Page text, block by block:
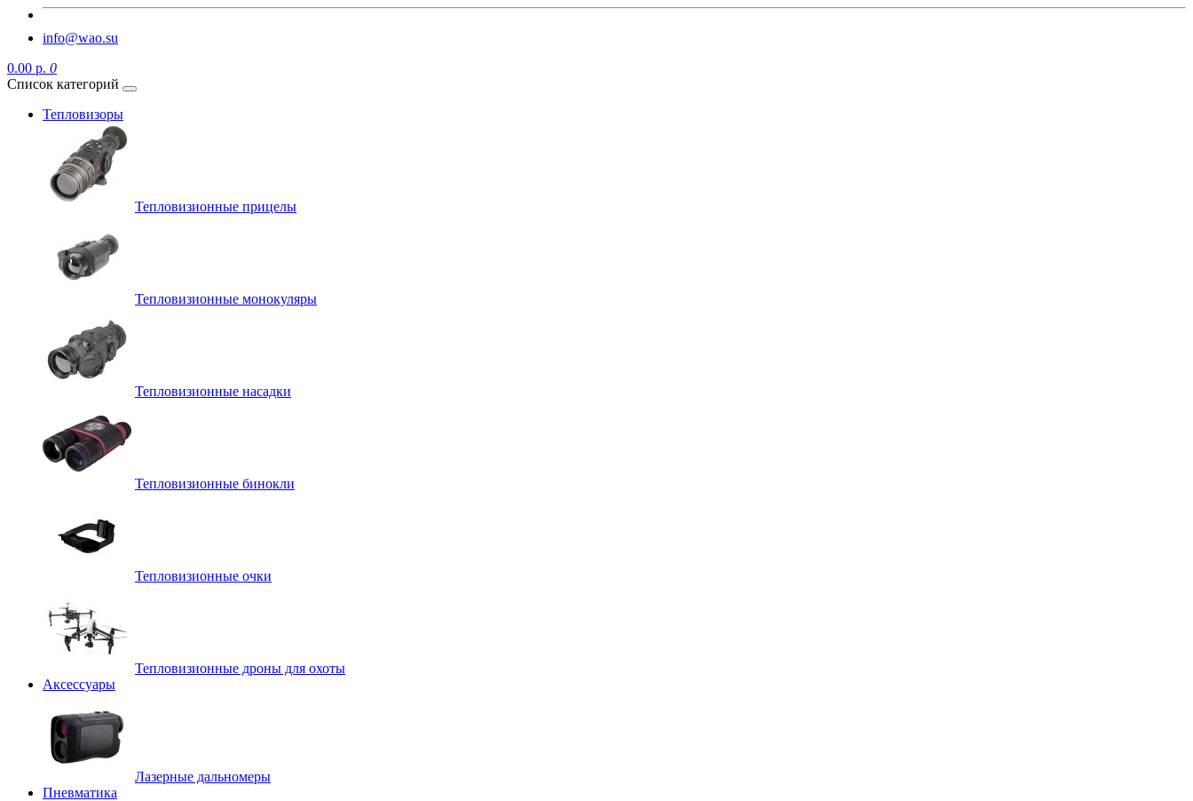
info@wao.su
0.00 р. 0
Список категорий
Тепловизоры
Тепловизионные прицелы
Тепловизионные монокуляры
Тепловизионные насадки
Тепловизионные бинокли
Тепловизионные очки
Тепловизионные дроны для охоты
Аксессуары
Лазерные дальномеры
Пневматика